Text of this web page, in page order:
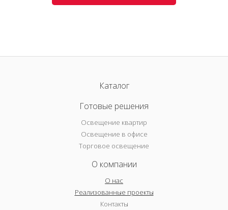
Каталог
Готовые решения
Освещение квартир
Освещение в офисе
Торговое освещение
О компании
О нас
Реализованные проекты
Контакты